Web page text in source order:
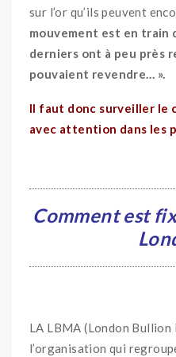
sur l’or qu’ils peuvent
mouvement est en train
derniers ont à peu près
pouvaient revendre… ».
Il faut donc surveiller le
avec attention dans les
Comment est
LA LBMA (London
l’organisation qui